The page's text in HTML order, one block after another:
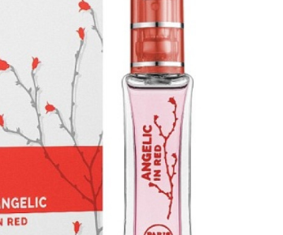
Крупы
Соусы
Консервация
Восточная кухня
Снеки и закуски
Пищевые
ингредиенты
Растительное
масло